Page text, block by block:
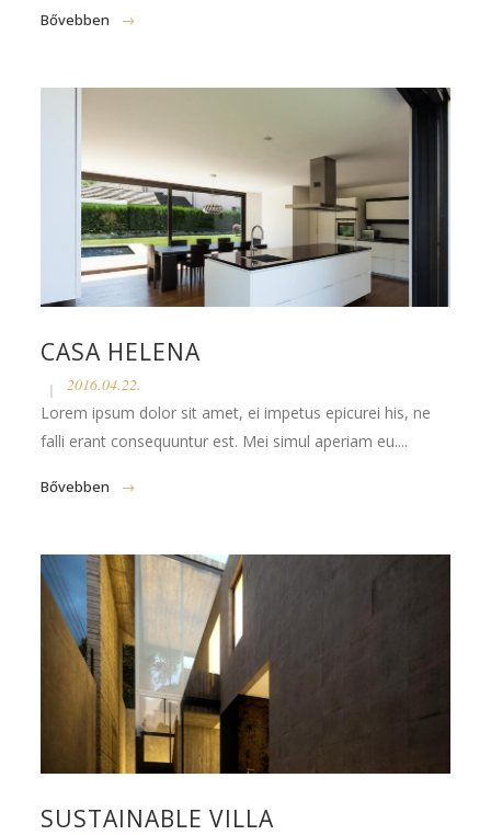
Bővebben
CASA HELENA
2016.04.22.
Lorem ipsum dolor sit amet, ei impetus epicurei his, ne
falli erant consequuntur est. Mei simul aperiam eu....
Bővebben
SUSTAINABLE VILLA